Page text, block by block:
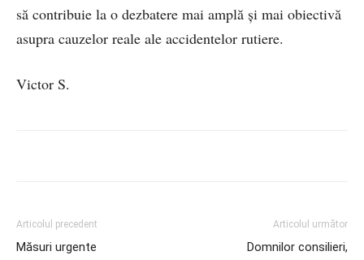
să contribuie la o dezbatere mai amplă și mai obiectivă
asupra cauzelor reale ale accidentelor rutiere.
Victor S.
Articolul precedent
Măsuri urgente
Articolul următor
Domnilor consilieri,